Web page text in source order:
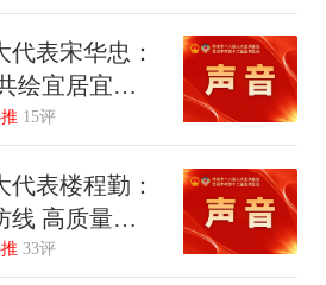
表宋华忠：
绘宜居宜业
15评
表楼程勤：
线 高质量建
33评